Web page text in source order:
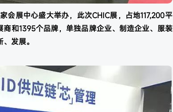
会展中心盛大举办，此次CHIC展，占地117,200平
和1395个品牌，单独品牌企业、制造企业、服装
发展。